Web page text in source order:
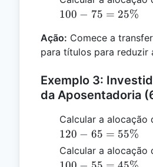
100 − 75 = 25%
Ação: Comece a
para títulos para reduzir
Exemplo 3:
da Aposentadoria
Calcular a alocação
120 − 65 = 55%
Calcular a alocação